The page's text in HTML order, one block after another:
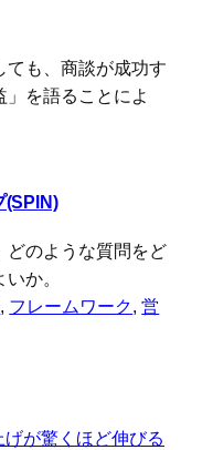
ても、商談が成功す
」を語ることによ
(SPIN)
どのような質問をど
か。
, フレームワーク, 営
が驚くほど伸びる